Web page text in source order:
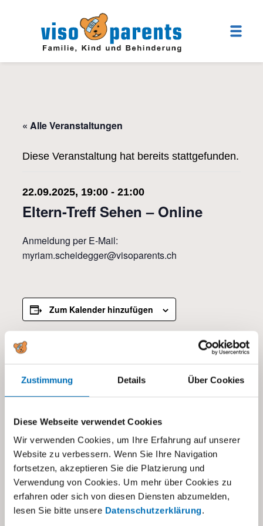
Zustimmung Details Über Cookies
Diese Webseite verwendet Cookies
Wir verwenden Cookies, um Ihre Erfahrung auf unserer
Website zu verbessern. Wenn Sie Ihre Navigation
fortsetzen, akzeptieren Sie die Platzierung und
Verwendung von Cookies. Um mehr über Cookies zu
erfahren oder sich von diesen Diensten abzumelden,
lesen Sie bitte unsere Datenschutzerklärung.
« Alle Veranstaltungen
Diese Veranstaltung hat bereits stattgefunden.
22.09.2025, 19:00 - 21:00
Eltern-Treff Sehen – Online
Anmeldung per E-Mail:
myriam.scheidegger@visoparents.ch
Zum Kalender hinzufügen
Datum:
22.09.2025
19:00 - 21:00
Kategorien:
Alle,Eltern- und Fachberatung